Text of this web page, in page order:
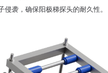
袭，确保阳极梯探头的耐久性。